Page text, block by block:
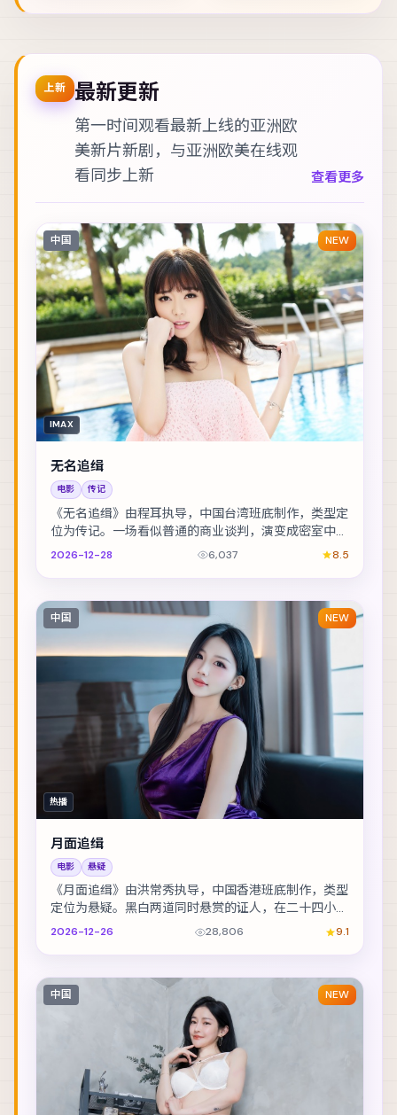
节...
上新 最新更新
第一时间观看最新上线的亚洲欧
美新片新剧，与亚洲欧美在线观
看同步上新 查看更多
中国 NEW
IMAX
无名追缉
电影 传记
《无名追缉》由程耳执导，中国台湾班底制作，类型定
位为传记。一场看似普通的商业谈判，演变成密室中的
心理博弈。主演包括李政宰、玛格特·罗比、全智贤 ...
2026-12-28 6,037 8.5
中国 NEW
热播
月面追缉
电影 悬疑
《月面追缉》由洪常秀执导，中国香港班底制作，类型
定位为悬疑。黑白两道同时悬赏的证人，在二十四小时
内穿越整座城。主演包括白宇、段奕宏、刘德华 等，...
2026-12-26 28,806 9.1
中国 NEW